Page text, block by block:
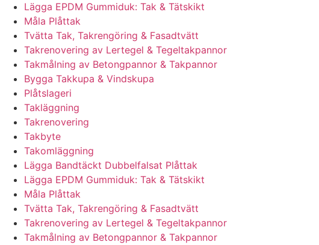
Lägga EPDM Gummiduk: Tak & Tätskikt
Måla Plåttak
Tvätta Tak, Takrengöring & Fasadtvätt
Takrenovering av Lertegel & Tegeltakpannor
Takmålning av Betongpannor & Takpannor
Bygga Takkupa & Vindskupa
Plåtslageri
Takläggning
Takrenovering
Takbyte
Takomläggning
Lägga Bandtäckt Dubbelfalsat Plåttak
Lägga EPDM Gummiduk: Tak & Tätskikt
Måla Plåttak
Tvätta Tak, Takrengöring & Fasadtvätt
Takrenovering av Lertegel & Tegeltakpannor
Takmålning av Betongpannor & Takpannor